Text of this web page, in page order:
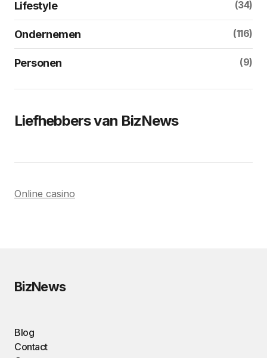
Lifestyle (34)
Ondernemen (116)
Personen (9)
Liefhebbers van BizNews
Online casino
BizNews
Blog
Contact